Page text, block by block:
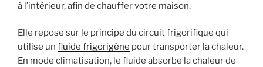
à l’intérieur, afin de chauffer votre maison.
Elle repose sur le principe du circuit frigorifique qui
utilise un fluide frigorigène pour transporter la chaleur.
En mode climatisation, le fluide absorbe la chaleur de